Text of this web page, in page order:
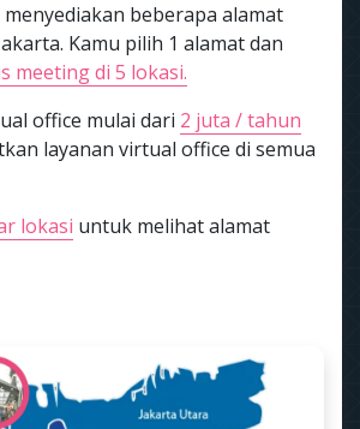
beberapa alamat
Kamu pilih 1 alamat dan
meeting di 5 lokasi.
office mulai dari 2 juta / tahun
layanan virtual office di semua
lokasi untuk melihat alamat